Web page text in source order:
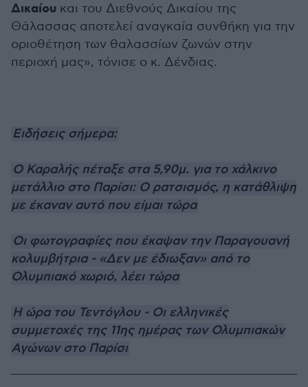
Δικαίου και του Διεθνούς Δικαίου της
Θάλασσας αποτελεί αναγκαία συνθήκη για την
οριοθέτηση των θαλασσίων ζωνών στην
περιοχή μας», τόνισε ο κ. Δένδιας.
Ειδήσεις σήμερα:
Ο Καραλής πέταξε στα 5,90μ. για το χάλκινο
μετάλλιο στο Παρίσι: Ο ρατσισμός, η κατάθλιψη
με έκαναν αυτό που είμαι τώρα
Οι φωτογραφίες που έκαψαν την Παραγουανή
κολυμβήτρια - «Δεν με έδιωξαν» από το
Ολυμπιακό χωριό, λέει τώρα
Η ώρα του Τεντόγλου - Οι ελληνικές
συμμετοχές της 11ης ημέρας των Ολυμπιακών
Αγώνων στο Παρίσι